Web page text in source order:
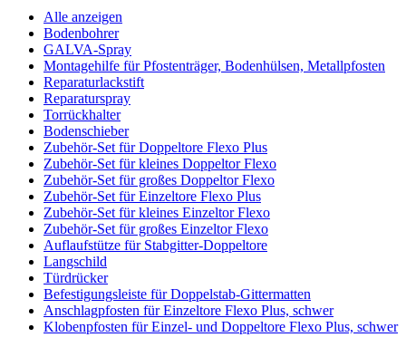
Alle anzeigen
Bodenbohrer
GALVA-Spray
Montagehilfe für Pfostenträger, Bodenhülsen, Metallpfosten
Reparaturlackstift
Reparaturspray
Torrückhalter
Bodenschieber
Zubehör-Set für Doppeltore Flexo Plus
Zubehör-Set für kleines Doppeltor Flexo
Zubehör-Set für großes Doppeltor Flexo
Zubehör-Set für Einzeltore Flexo Plus
Zubehör-Set für kleines Einzeltor Flexo
Zubehör-Set für großes Einzeltor Flexo
Auflaufstütze für Stabgitter-Doppeltore
Langschild
Türdrücker
Befestigungsleiste für Doppelstab-Gittermatten
Anschlagpfosten für Einzeltore Flexo Plus, schwer
Klobenpfosten für Einzel- und Doppeltore Flexo Plus, schwer